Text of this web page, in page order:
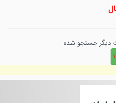
دیگر جستجو شده
۱